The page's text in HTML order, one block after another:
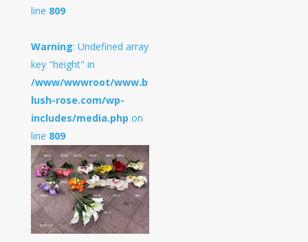
line 809
Warning: Undefined array
key "height" in
/www/wwwroot/www.b
lush-rose.com/wp-
includes/media.php on
line 809